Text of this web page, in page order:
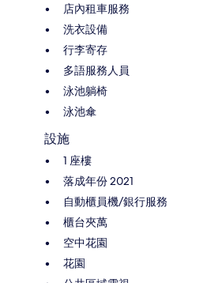
店內租車服務
洗衣設備
行李寄存
多語服務人員
泳池躺椅
泳池傘
設施
1 座樓
落成年份 2021
自動櫃員機/銀行服務
櫃台夾萬
空中花園
花園